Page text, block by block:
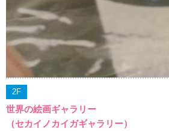
2F
世界の絵画ギャラリー
（セカイノカイガギャラリー）